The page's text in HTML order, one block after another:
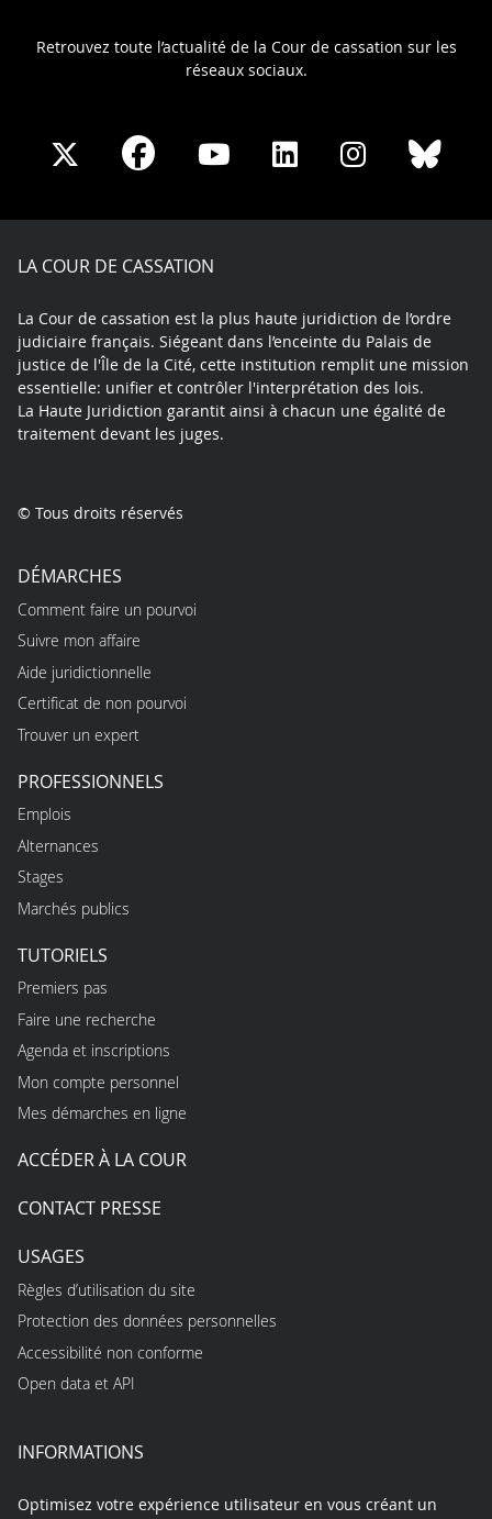
Retrouvez toute l’actualité de la Cour de cassation sur les
réseaux sociaux.
Share
X
Share
Facebook
Share
Youtube
Share
LinkedIn
Share
Instagram
LA COUR DE CASSATION
La Cour de cassation est la plus haute juridiction de l’ordre
judiciaire français. Siégeant dans l’enceinte du Palais de
justice de l'Île de la Cité, cette institution remplit une mission
essentielle: unifier et contrôler l'interprétation des lois.
La Haute Juridiction garantit ainsi à chacun une égalité de
traitement devant les juges.
© Tous droits réservés
DÉMARCHES
Comment faire un pourvoi
Suivre mon affaire
Aide juridictionnelle
Certificat de non pourvoi
Trouver un expert
PROFESSIONNELS
Emplois
Alternances
Stages
Marchés publics
TUTORIELS
Premiers pas
Faire une recherche
Agenda et inscriptions
Mon compte personnel
Mes démarches en ligne
ACCÉDER À LA COUR
CONTACT PRESSE
USAGES
Règles d’utilisation du site
Protection des données personnelles
Accessibilité non conforme
Open data et API
INFORMATIONS
Optimisez votre expérience utilisateur en vous créant un